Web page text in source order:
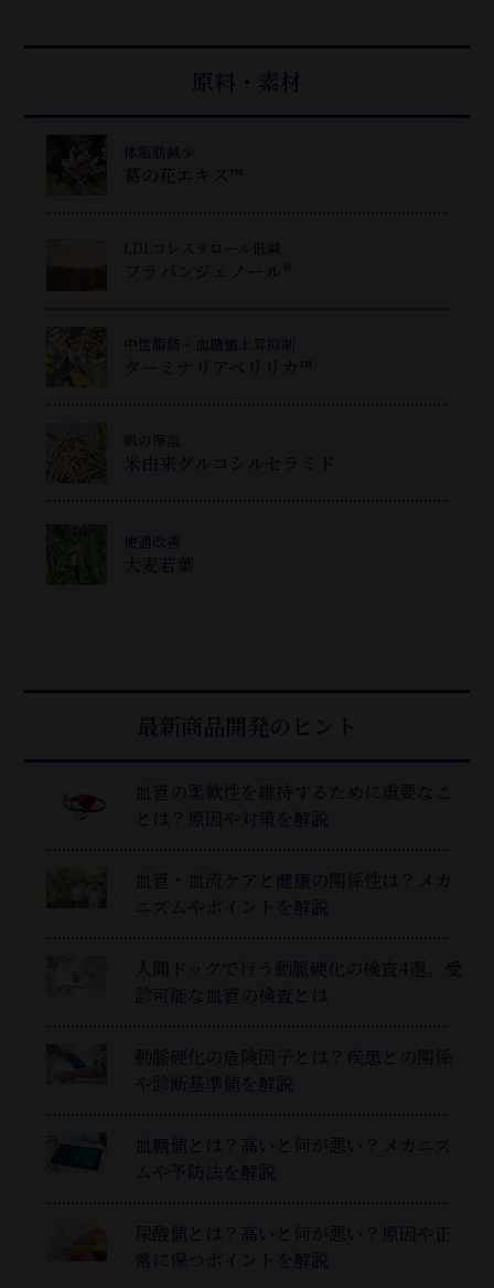
原料・素材
体脂肪減少
葛の花エキス™
LDLコレステロール低減
フラバンジェノール®
中性脂肪・血糖値上昇抑制
ターミナリアベリリカ™
肌の保湿
米由来グルコシルセラミド
便通改善
大麦若葉
最新商品開発のヒント
血管の柔軟性を維持するために重要なこ
とは？原因や対策を解説
血管・血流ケアと健康の関係性は？メカ
ニズムやポイントを解説
人間ドックで行う動脈硬化の検査4選。受
診可能な血管の検査とは
動脈硬化の危険因子とは？疾患との関係
や診断基準値を解説
血糖値とは？高いと何が悪い？メカニズ
ムや予防法を解説
尿酸値とは？高いと何が悪い？原因や正
常に保つポイントを解説